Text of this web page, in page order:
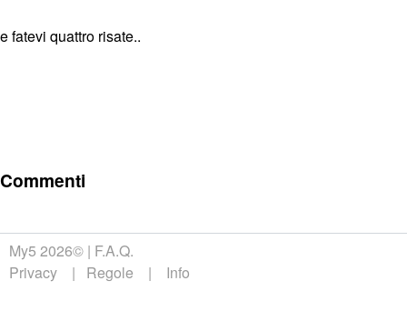
e fatevi quattro risate..
Commenti
My5 2026© F.A.Q.
Privacy
Regole Info